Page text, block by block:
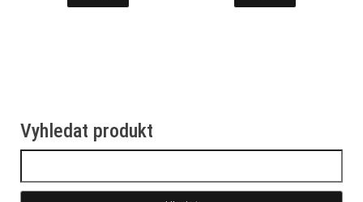
Vyhledat produkt